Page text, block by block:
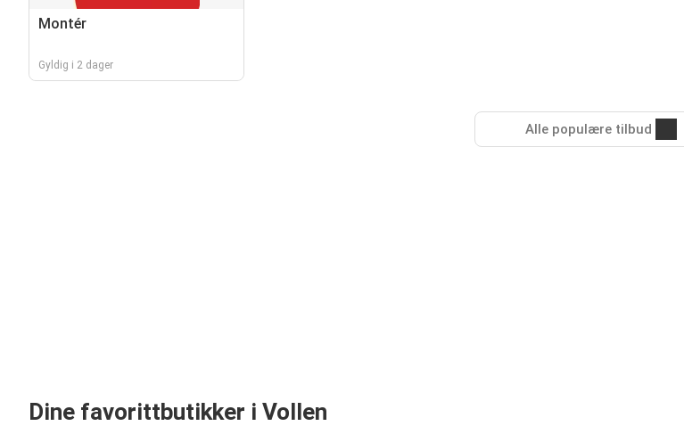
Montér
Gyldig i 2 dager
Alle populære tilbud
Dine favorittbutikker i Vollen